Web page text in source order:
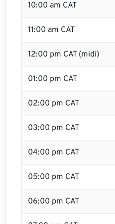
10:00 am CAT
11:00 am CAT
12:00 pm CAT (midi)
01:00 pm CAT
02:00 pm CAT
03:00 pm CAT
04:00 pm CAT
05:00 pm CAT
06:00 pm CAT